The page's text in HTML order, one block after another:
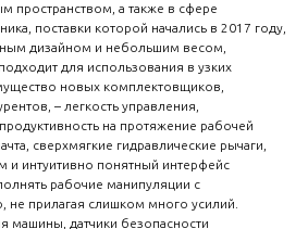
пространством, а также в сфере
поставки которой начались в 2017 году,
дизайном и небольшим весом,
для использования в узких
новых комплектовщиков,
– легкость управления,
на протяжение рабочей
сверхмягкие гидравлические рычаги,
и интуитивно понятный интерфейс
рабочие манипуляции с
не прилагая слишком много усилий.
машины, датчики безопасности